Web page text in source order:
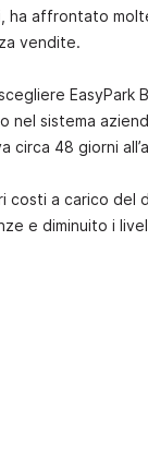
ha affrontato
vendite.
EasyPark
nel sistema
circa 48 giorni
costi a carico
e diminuito i